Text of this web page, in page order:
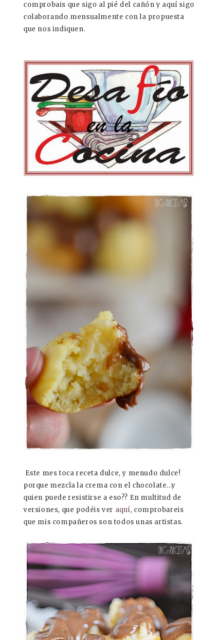
comprobais que sigo al pié del cañón y aquí sigo
colaborando mensualmente con la propuesta
que nos indiquen.
Este mes toca receta dulce, y menudo dulce!
porque mezcla la crema con el chocolate...y
quien puede resistirse a eso?? En multitud de
versiones, que podéis ver aquí, comprobareis
que mis compañeros son todos unas artistas.